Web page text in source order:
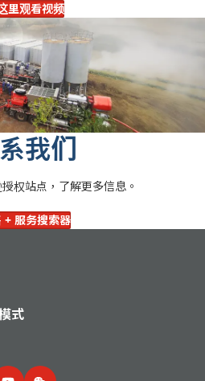
里观看视频
我们
权站点，了解更多信息。
+ 服务搜索器
式